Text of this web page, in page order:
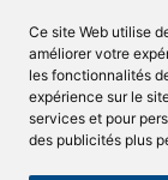
Ce site Web utilise
améliorer votre
les fonctionnalités
expérience sur le
services et pour
des publicités plus
Facebook LinkedIn YouTube
© Fene-